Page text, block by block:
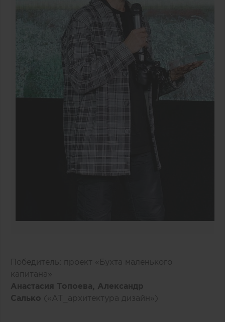
Победитель: проект «Бухта маленького
капитана»
Анастасия Топоева, Александр
Салько («AT_архитектура дизайн»)